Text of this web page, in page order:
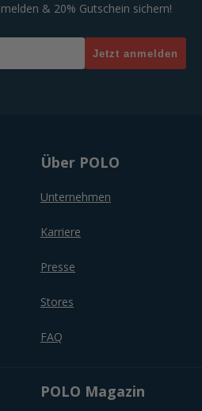
& 20% Gutschein sichern!
Jetzt anmelden
Über POLO
Unternehmen
Karriere
Presse
Stores
FAQ
POLO Magazin